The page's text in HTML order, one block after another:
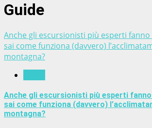
Guide
Anche gli escursionisti più esperti
sai come funziona (davvero)
montagna?
Anche gli escursionisti più esperti
sai come funziona (davvero)
montagna?